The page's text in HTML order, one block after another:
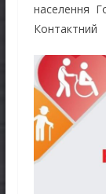
населення
Контактний